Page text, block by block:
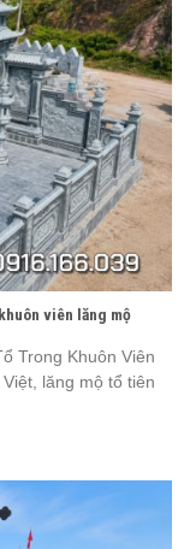
viên lăng mộ
Trong Khuôn Viên
lăng mộ tổ tiên